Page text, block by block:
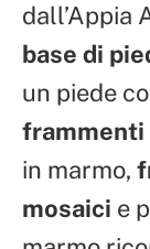
dall’Appia
base di
un piede
frammenti
in marmo,
mosaici e